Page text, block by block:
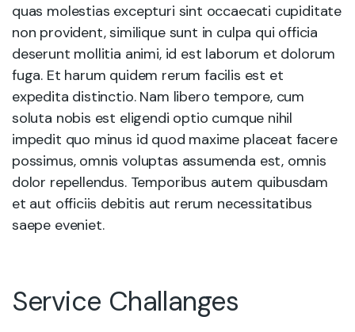
quas molestias excepturi sint occaecati cupiditate
non provident, similique sunt in culpa qui officia
deserunt mollitia animi, id est laborum et dolorum
fuga. Et harum quidem rerum facilis est et
expedita distinctio. Nam libero tempore, cum
soluta nobis est eligendi optio cumque nihil
impedit quo minus id quod maxime placeat facere
possimus, omnis voluptas assumenda est, omnis
dolor repellendus. Temporibus autem quibusdam
et aut officiis debitis aut rerum necessitatibus
saepe eveniet.
Service Challanges